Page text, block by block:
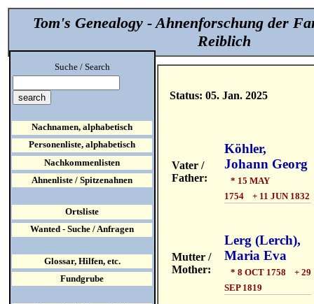
Tom's Genealogy - Ahnenforschung der
Reiblich
Status: 05. Jan. 2025
Vater /
Father:
Köhler,
Johann Georg
* 15 MAY
1754 + 11 JUN 1832
Mutter /
Mother:
Lerg (Lerch),
Maria Eva
* 8 OCT 1758 + 29
SEP 1819
Suche / Search
Nachnamen, alphabetisch
Personenliste, alphabetisch
Nachkommenlisten
Ahnenliste / Spitzenahnen
Ortsliste
Wanted - Suche / Anfragen
Glossar, Hilfen, etc.
Fundgrube